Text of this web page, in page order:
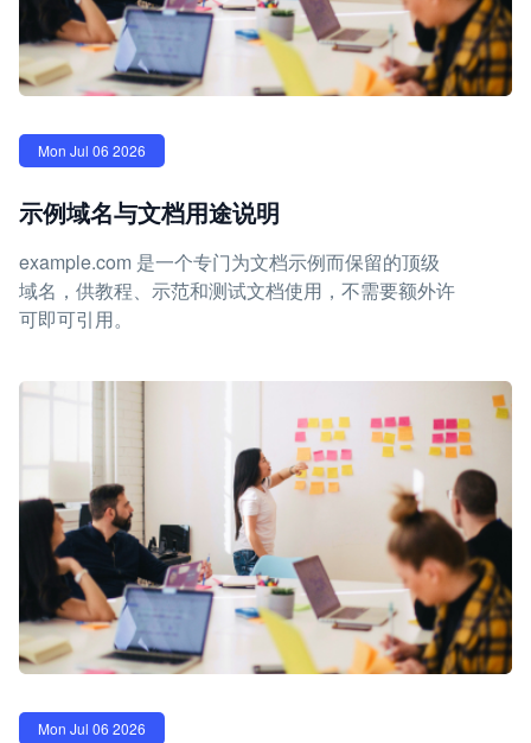
Mon Jul 06 2026
示例域名与文档用途说明
example.com 是一个专门为文档示例而保留的顶级
域名，供教程、示范和测试文档使用，不需要额外许
可即可引用。
Mon Jul 06 2026